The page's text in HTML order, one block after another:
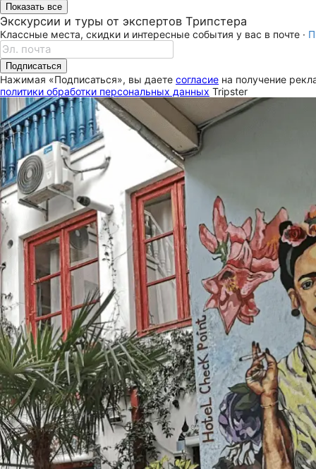
Показать все
Экскурсии и туры от экспертов Трипстера
Классные места, скидки и интересные события у вас в почте ·
Подписаться
Нажимая «Подписаться», вы даете согласие на получение
политики обработки персональных данных Tripster